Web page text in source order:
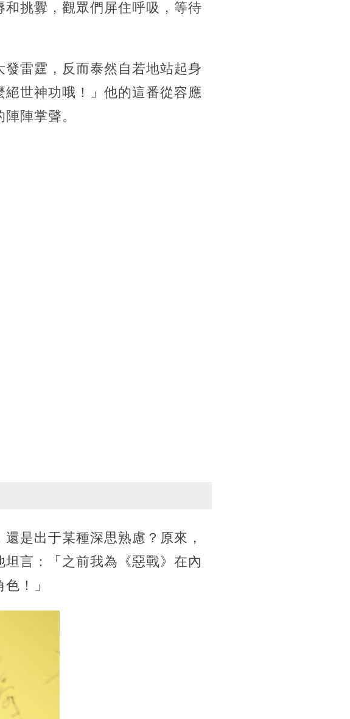
挑釁，觀眾們屏住呼吸，等待
雷霆，反而泰然自若地站起身
世神功哦！」他的這番從容應
陣掌聲。
是出于某種深思熟慮？原來，
言：「之前我為《惡戰》在內
！」